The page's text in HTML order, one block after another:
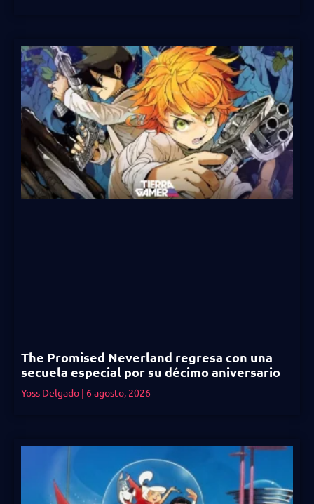
The Promised Neverland regresa con una
secuela especial por su décimo aniversario
Yoss Delgado 6 agosto, 2026